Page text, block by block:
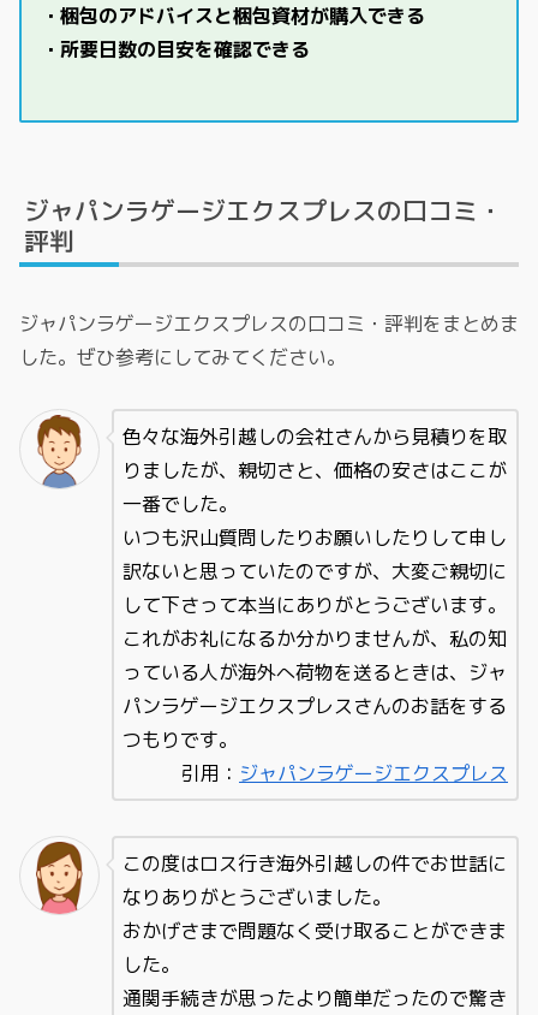
・梱包のアドバイスと梱包資材が購入できる
・所要日数の目安を確認できる
ジャパンラゲージエクスプレスの口コミ・
評判
ジャパンラゲージエクスプレスの口コミ・評判をまとめま
した。ぜひ参考にしてみてください。
色々な海外引越しの会社さんから見積りを取
りましたが、親切さと、価格の安さはここが
一番でした。
いつも沢山質問したりお願いしたりして申し
訳ないと思っていたのですが、大変ご親切に
して下さって本当にありがとうございます。
これがお礼になるか分かりませんが、私の知
っている人が海外へ荷物を送るときは、ジャ
パンラゲージエクスプレスさんのお話をする
つもりです。
引用： ジャパンラゲージエクスプレス
この度はロス行き海外引越しの件でお世話に
なりありがとうございました。
おかげさまで問題なく受け取ることができま
した。
通関手続きが思ったより簡単だったので驚き